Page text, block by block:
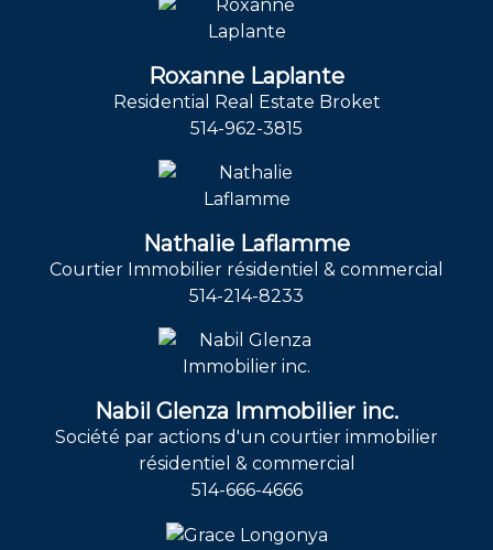
Roxanne Laplante
Residential Real Estate Broket
514-962-3815
Nathalie Laflamme
Courtier Immobilier résidentiel & commercial
514-214-8233
Nabil Glenza Immobilier inc.
Société par actions d'un courtier immobilier
résidentiel & commercial
514-666-4666